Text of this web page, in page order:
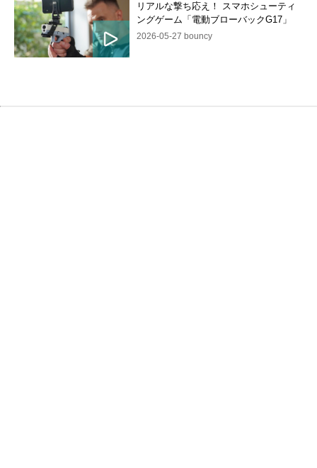
リアルな撃ち応え！ スマホシューティ
ングゲーム「電動ブローバックG17」
2026-05-27 bouncy